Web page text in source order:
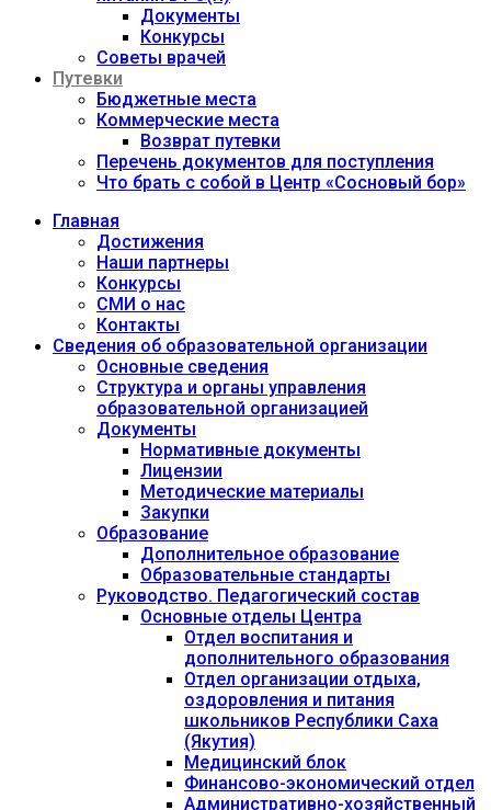
Документы
Конкурсы
Советы врачей
Путевки
Бюджетные места
Коммерческие места
Возврат путевки
Перечень документов для поступления
Что брать с собой в Центр «Сосновый бор»
Главная
Достижения
Наши партнеры
Конкурсы
СМИ о нас
Контакты
Сведения об образовательной организации
Основные сведения
Структура и органы управления
образовательной организацией
Документы
Нормативные документы
Лицензии
Методические материалы
Закупки
Образование
Дополнительное образование
Образовательные стандарты
Руководство. Педагогический состав
Основные отделы Центра
Отдел воспитания и
дополнительного образования
Отдел организации отдыха,
оздоровления и питания
школьников Республики Саха
(Якутия)
Медицинский блок
Финансово-экономический отдел
Административно-хозяйственный